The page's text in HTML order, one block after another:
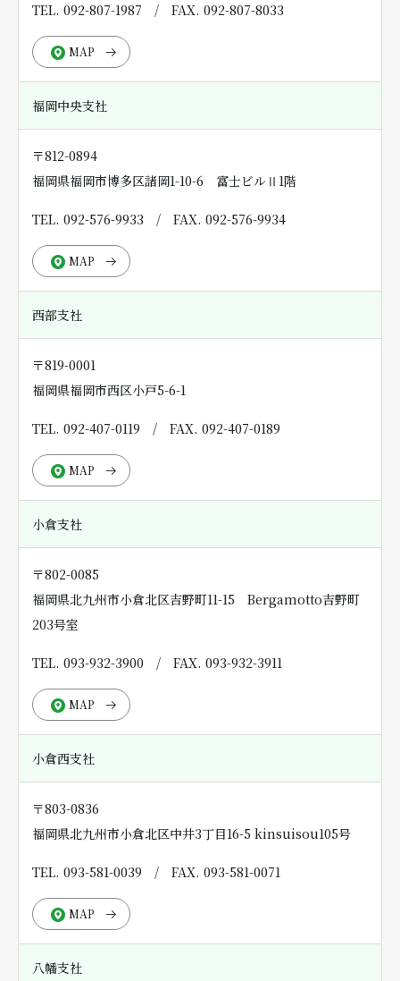
TEL. 092-807-1987 / FAX. 092-807-8033
MAP
福岡中央支社
〒812-0894
福岡県福岡市博多区諸岡1-10-6 富士ビルⅡ1階
TEL. 092-576-9933 / FAX. 092-576-9934
MAP
西部支社
〒819-0001
福岡県福岡市西区小戸5-6-1
TEL. 092-407-0119 / FAX. 092-407-0189
MAP
小倉支社
〒802-0085
福岡県北九州市小倉北区吉野町11-15 Bergamotto吉野町
203号室
TEL. 093-932-3900 / FAX. 093-932-3911
MAP
小倉西支社
〒803-0836
福岡県北九州市小倉北区中井3丁目16-5 kinsuisou105号
TEL. 093-581-0039 / FAX. 093-581-0071
MAP
八幡支社